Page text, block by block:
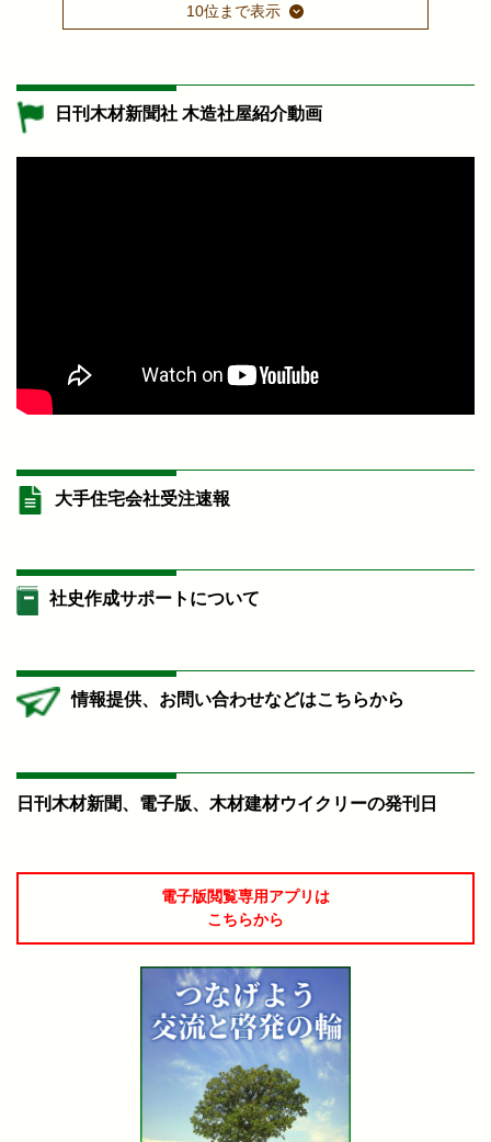
10位まで表示
日刊木材新聞社 木造社屋紹介動画
大手住宅会社受注速報
社史作成サポートについて
情報提供、お問い合わせなどはこちらから
日刊木材新聞、電子版、木材建材ウイクリーの発刊日
電子版閲覧専用アプリは
こちらから